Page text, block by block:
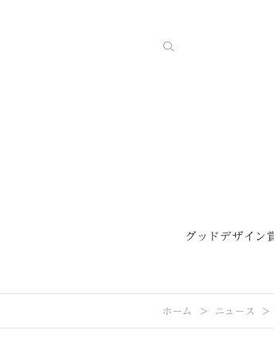
グッドデザイン
ホーム ニュース